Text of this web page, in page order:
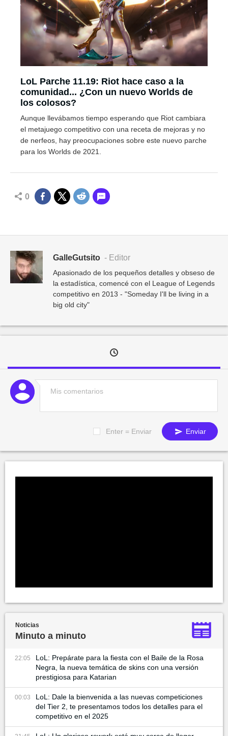
LoL Parche 11.19: Riot hace caso a la
comunidad... ¿Con un nuevo Worlds de
los colosos?
Aunque llevábamos tiempo esperando que Riot cambiara
el metajuego competitivo con una receta de mejoras y no
de nerfeos, hay preocupaciones sobre este nuevo parche
para los Worlds de 2021.
0
GalleGutsito - Editor
Apasionado de los pequeños detalles y obseso de
la estadística, comencé con el League of Legends
competitivo en 2013 - "Someday I'll be living in a
big old city"
Enter = Enviar Enviar
Noticias
Minuto a minuto
22:05
LoL: Prepárate para la fiesta con el Baile de la Rosa
Negra, la nueva temática de skins con una versión
prestigiosa para Katarian
00:03
LoL: Dale la bienvenida a las nuevas competiciones
del Tier 2, te presentamos todos los detalles para el
competitivo en el 2025